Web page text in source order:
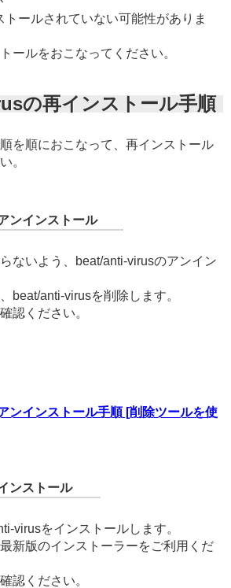
トールされていない可能性がありま
ールをおこなってください。
の再インストール手順
を順におこなって、再インストール
。
ンインストール
ないよう、beat/anti-virusのアンイン
beat/anti-virusを削除します。
認ください。
ンインストール手順 [削除ツールを使
ンストール
virusをインストールします。
新版のインストーラーをご利用くだ
認ください。